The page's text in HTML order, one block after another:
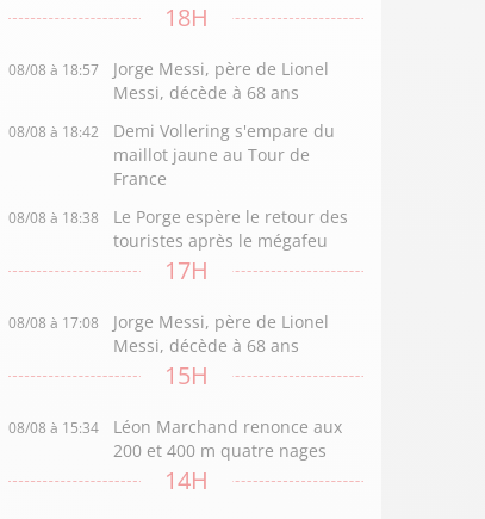
18H
08/08 à 18:57
Jorge Messi, père de Lionel
Messi, décède à 68 ans
08/08 à 18:42
Demi Vollering s'empare du
maillot jaune au Tour de
France
08/08 à 18:38
Le Porge espère le retour des
touristes après le mégafeu
17H
08/08 à 17:08
Jorge Messi, père de Lionel
Messi, décède à 68 ans
15H
08/08 à 15:34
Léon Marchand renonce aux
200 et 400 m quatre nages
14H